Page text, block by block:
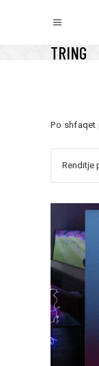
TRING
Po shfaqet
Renditje